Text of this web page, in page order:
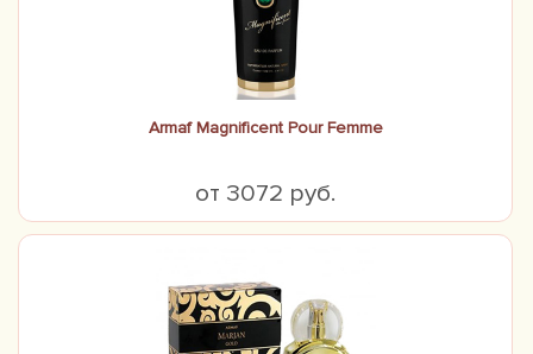
Armaf Magnificent Pour Femme
от 3072 руб.